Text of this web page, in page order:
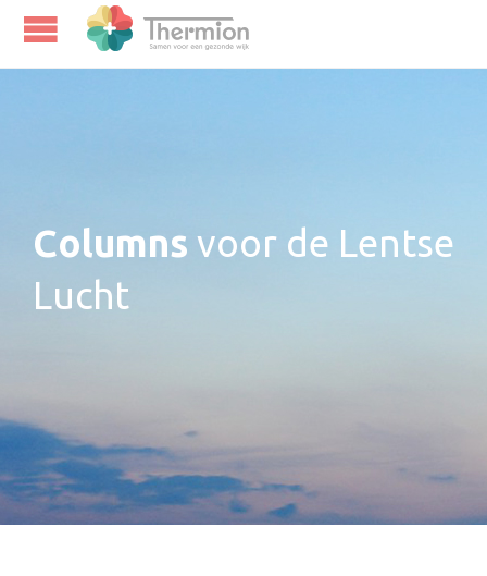
Columns voor de Lentse
Lucht